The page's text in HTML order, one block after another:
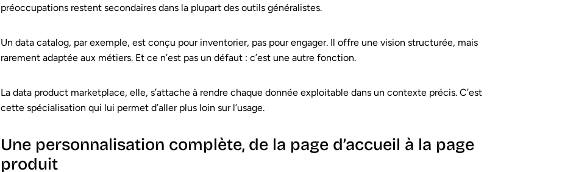
préoccupations restent secondaires dans la plupart des outils généralistes.
Un data catalog, par exemple, est conçu pour inventorier, pas pour engager. Il offre une vision structurée, mais
rarement adaptée aux métiers. Et ce n’est pas un défaut : c’est une autre fonction.
La data product marketplace, elle, s’attache à rendre chaque donnée exploitable dans un contexte précis. C’est
cette spécialisation qui lui permet d’aller plus loin sur l’usage.
Une personnalisation complète, de la page d’accueil à la page
produit